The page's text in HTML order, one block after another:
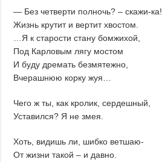
— Без четверти полночь? – скажи-ка!
Жизнь крутит и вертит хвостом.
…Я к старости стану бомжихой,
Под Карловым лягу мостом
И буду дремать безмятежно,
Вчерашнюю корку жуя…
Чего ж ты, как кролик, сердешный,
Уставился? Я не змея.
Хоть, видишь ли, шибко ветшаю-
От жизни такой – и давно.